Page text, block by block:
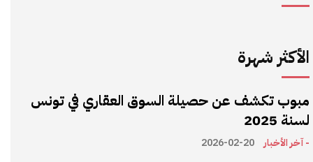
الأكثر شهرة
مبوب تكشف عن حصيلة السوق العقاري في تونس
لسنة 2025
- آخر الأخبار 2026-02-20